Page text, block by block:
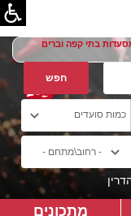
בתי קפה וברים
מתכונים